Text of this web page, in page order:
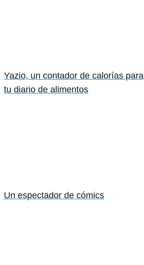
Yazio, un contador de calorías para
tu diario de alimentos
Un espectador de cómics